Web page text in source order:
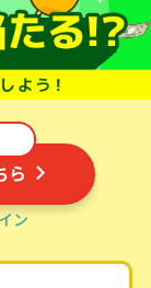
ら
ン